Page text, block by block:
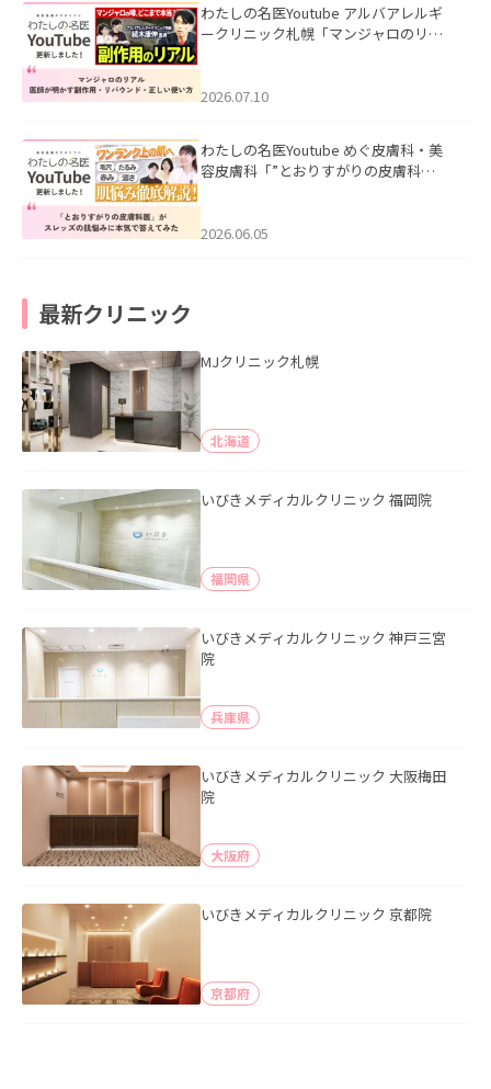
わたしの名医Youtube アルバアレルギ
ークリニック札幌「マンジャロのリア
た。
2026.07.10
わたしの名医Youtube めぐ皮膚科・美
容皮膚科「”とおりすがりの皮膚科
2026.06.05
最新クリニック
MJクリニック札幌
北海道
いびきメディカルクリニック 福岡院
福岡県
いびきメディカルクリニック 神戸三宮
院
兵庫県
いびきメディカルクリニック 大阪梅田
院
大阪府
いびきメディカルクリニック 京都院
京都府